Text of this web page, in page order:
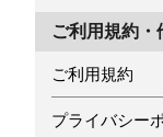
ご利用規約・
ご利用規約
プライバシー